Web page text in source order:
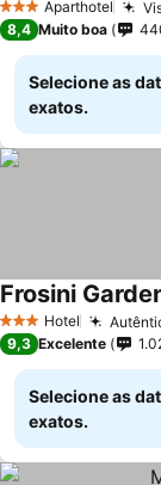
3 EstrelasAparthotel
8,4 Muito boa
Selecione as
exatos.
3 EstrelasHotel
Frosini
9,3 Excelente
Selecione as
exatos.